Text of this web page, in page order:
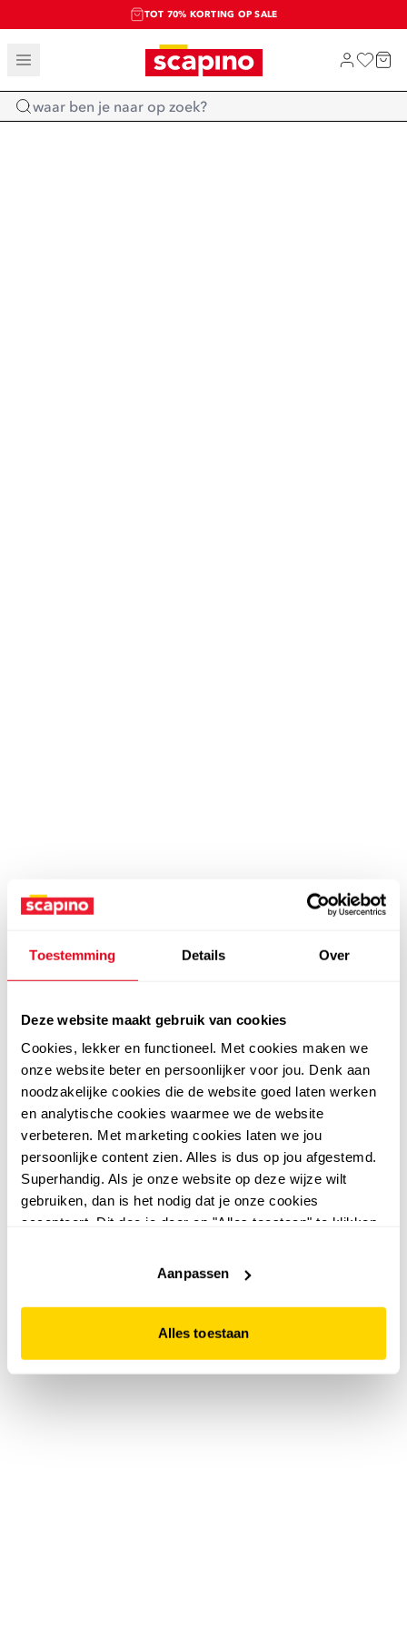
Toestemming Details Over
Deze website maakt gebruik van cookies
Cookies, lekker en functioneel. Met cookies maken we
onze website beter en persoonlijker voor jou. Denk aan
noodzakelijke cookies die de website goed laten werken
en analytische cookies waarmee we de website
verbeteren. Met marketing cookies laten we jou
persoonlijke content zien. Alles is dus op jou afgestemd.
Superhandig. Als je onze website op deze wijze wilt
gebruiken, dan is het nodig dat je onze cookies
accepteert. Dit doe je door op "Alles toestaan" te klikken.
website niet optimaal functioneert.
Aanpassen
Alles toestaan
TOT 70% KORTING OP SALE
SALE: LAATSTE KANS!
SHOP NIEUW
Home